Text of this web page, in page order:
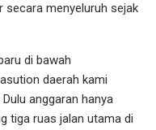
menyeluruh sejak
di bawah
daerah kami
anggaran hanya
tiga ruas jalan utama di